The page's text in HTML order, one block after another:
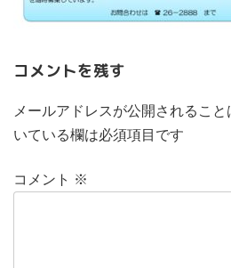
コメントを残す
メールアドレスが公開されること
いている欄は必須項目です
コメント ※